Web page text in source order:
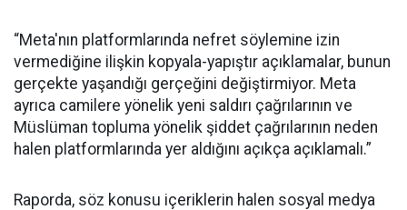
“Meta'nın platformlarında nefret söylemine izin
vermediğine ilişkin kopyala-yapıştır açıklamalar, bunun
gerçekte yaşandığı gerçeğini değiştirmiyor. Meta
ayrıca camilere yönelik yeni saldırı çağrılarının ve
Müslüman topluma yönelik şiddet çağrılarının neden
halen platformlarında yer aldığını açıkça açıklamalı.”
Raporda, söz konusu içeriklerin halen sosyal medya